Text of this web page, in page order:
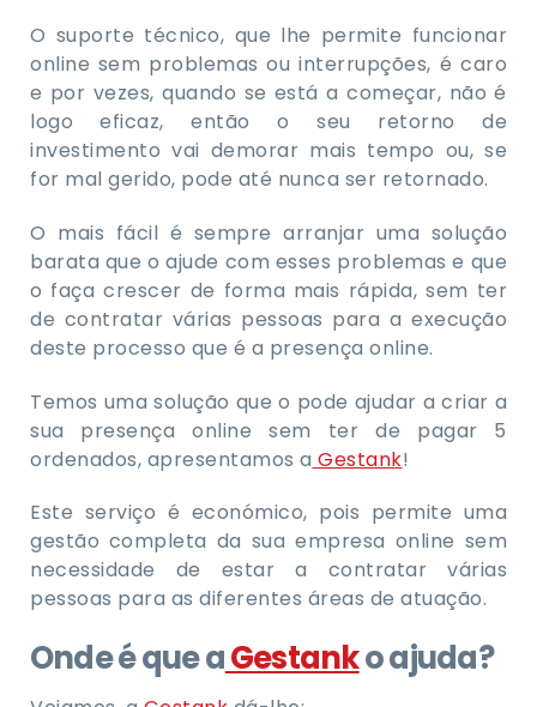
O suporte técnico, que lhe permite funcionar
online sem problemas ou interrupções, é caro
e por vezes, quando se está a começar, não é
logo eficaz, então o seu retorno de
investimento vai demorar mais tempo ou, se
for mal gerido, pode até nunca ser retornado.
O mais fácil é sempre arranjar uma solução
barata que o ajude com esses problemas e que
o faça crescer de forma mais rápida, sem ter
de contratar várias pessoas para a execução
deste processo que é a presença online.
Temos uma solução que o pode ajudar a criar a
sua presença online sem ter de pagar 5
ordenados, apresentamos a Gestank!
Este serviço é económico, pois permite uma
gestão completa da sua empresa online sem
necessidade de estar a contratar várias
pessoas para as diferentes áreas de atuação.
Onde é que aGestanko ajuda?